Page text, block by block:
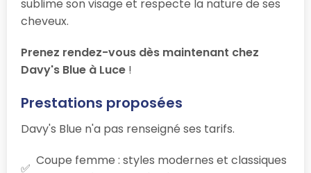
sublime son visage et respecte la nature de ses
cheveux.
Prenez rendez-vous dès maintenant chez
Davy's Blue à Luce !
Prestations proposées
Davy's Blue n'a pas renseigné ses tarifs.
Coupe femme : styles modernes et classiques